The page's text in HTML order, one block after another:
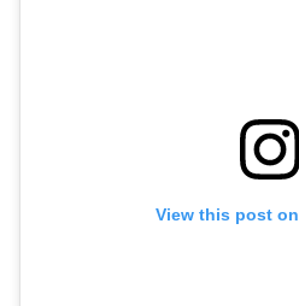
View this post